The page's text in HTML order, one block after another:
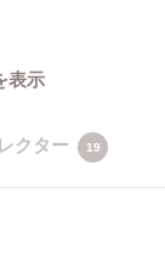
表示
クター 19